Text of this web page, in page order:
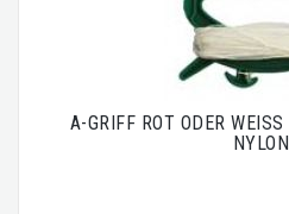
A-GRIFF ROT ODER